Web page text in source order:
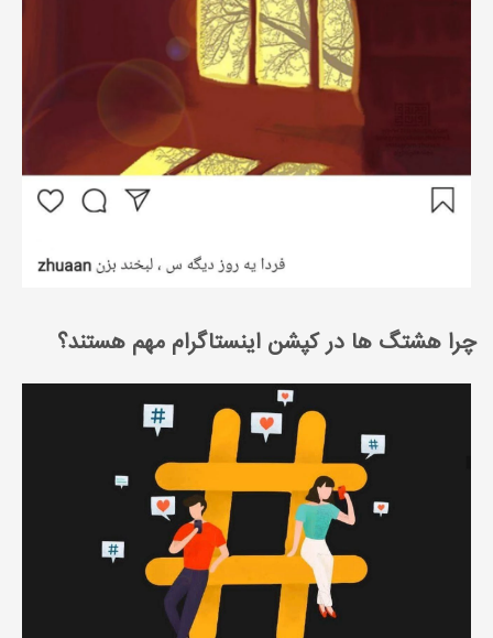
چرا هشتگ ها در کپشن اینستاگرام مهم هستند؟